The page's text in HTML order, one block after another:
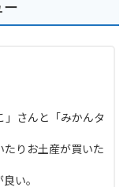
さんと「みかんタ
りお土産が買いた
い。